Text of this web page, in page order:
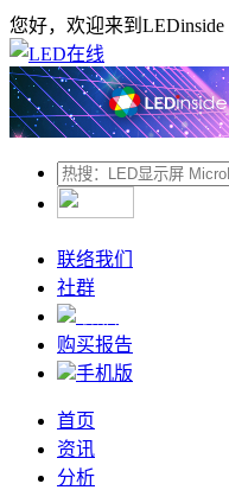
您好，欢迎来到LEDinside
联络我们
社群
购买报告
手机版
首页
资讯
分析